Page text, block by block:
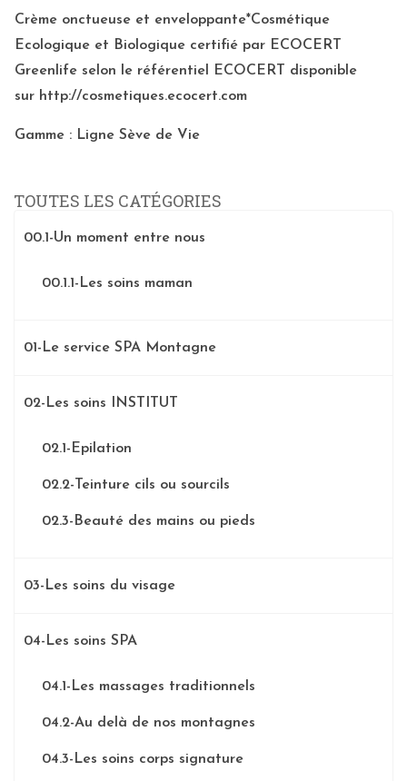
Crème onctueuse et enveloppante*Cosmétique
Ecologique et Biologique certifié par ECOCERT
Greenlife selon le référentiel ECOCERT disponible
sur http://cosmetiques.ecocert.com
Gamme : Ligne Sève de Vie
TOUTES LES CATÉGORIES
00.1-Un moment entre nous
00.1.1-Les soins maman
01-Le service SPA Montagne
02-Les soins INSTITUT
02.1-Epilation
02.2-Teinture cils ou sourcils
02.3-Beauté des mains ou pieds
03-Les soins du visage
04-Les soins SPA
04.1-Les massages traditionnels
04.2-Au delà de nos montagnes
04.3-Les soins corps signature